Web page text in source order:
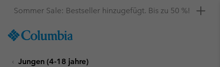
TO
SKIP
Hol dir einen 10 %-Gutschein
Jungen (4-18 jahre)